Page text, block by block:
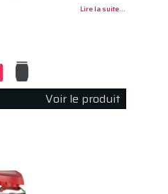
Lire la suite...
Voir le produit